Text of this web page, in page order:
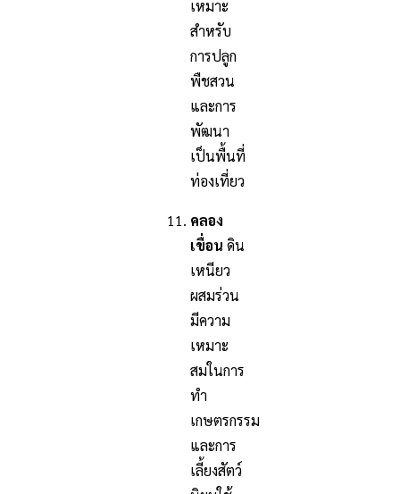
เหมาะ
สำหรับ
การปลูก
พืชสวน
และการ
พัฒนา
เป็นพื้นที่
ท่องเที่ยว
คลอง
เขื่อน ดิน
เหนียว
ผสมร่วน
มีความ
เหมาะ
สมในการ
ทำ
เกษตรกรรม
และการ
เลี้ยงสัตว์